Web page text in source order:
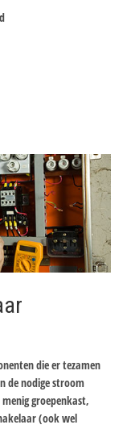
die er tezamen
de nodige stroom
groepenkast,
(ook wel